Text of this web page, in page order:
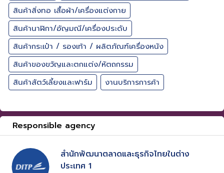
สินค้าสิ่งทอ เสื้อผ้า/เครื่องแต่งกาย
สินค้านาฬิกา/อัญมณี/เครื่องประดับ
สินค้ากระเป๋า / รองเท้า / ผลิตภัณฑ์เครื่องหนัง
สินค้าของขวัญและตกแต่ง/หัตถกรรม
สินค้าสัตว์เลี้ยงและฟาร์ม
งานบริการการค้า
Responsible agency
สำนักพัฒนาตลาดและธุรกิจไทยในต่าง
ประเทศ 1